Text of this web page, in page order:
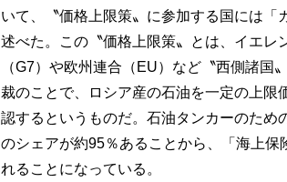
いて、〝価格上限策〟に参加する国には「
述べた。この〝価格上限策〟とは、イエレ
（G7）や欧州連合（EU）など〝西側諸国
裁のことで、ロシア産の石油を一定の上限
認するというものだ。石油タンカーのため
のシェアが約95％あることから、「海上
れることになっている。